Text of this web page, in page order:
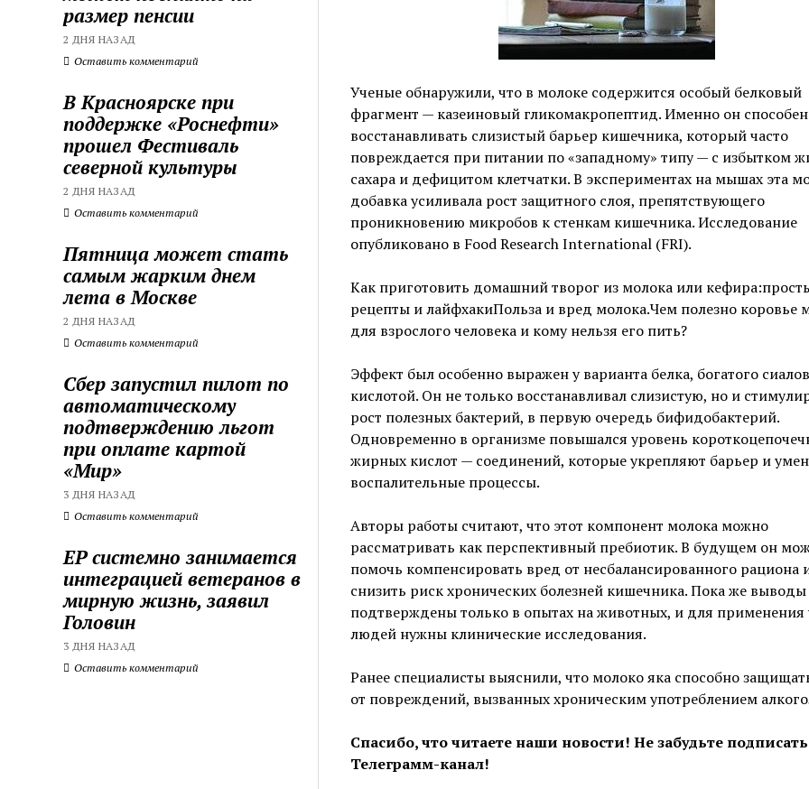
размер пенсии
2 ДНЯ НАЗАД
Оставить комментарий
В Красноярске при
поддержке «Роснефти»
прошел Фестиваль
северной культуры
2 ДНЯ НАЗАД
Оставить комментарий
Пятница может стать
самым жарким днем
лета в Москве
2 ДНЯ НАЗАД
Оставить комментарий
Сбер запустил пилот по
автоматическому
подтверждению льгот
при оплате картой
«Мир»
3 ДНЯ НАЗАД
Оставить комментарий
ЕР системно занимается
интеграцией ветеранов в
мирную жизнь, заявил
Головин
3 ДНЯ НАЗАД
Оставить комментарий
Ученые обнаружили, что в молоке содержится особый белковый
фрагмент — казеиновый гликомакропептид. Именно он способен
восстанавливать слизистый барьер кишечника, который часто
повреждается при питании по «западному» типу — с избытком
сахара и дефицитом клетчатки. В экспериментах на мышах эта
добавка усиливала рост защитного слоя, препятствующего
проникновению микробов к стенкам кишечника. Исследование
опубликовано в Food Research International (FRI).
Как приготовить домашний творог из молока или
рецепты и лайфхакиПольза и вред молока.Чем полезно коровье
для взрослого человека и кому нельзя его пить?
Эффект был особенно выражен у варианта белка, богатого
кислотой. Он не только восстанавливал слизистую, но и
рост полезных бактерий, в первую очередь бифидобактерий.
Одновременно в организме повышался уровень
жирных кислот — соединений, которые укрепляют барьер и
воспалительные процессы.
Авторы работы считают, что этот компонент молока можно
рассматривать как перспективный пребиотик. В будущем он
помочь компенсировать вред от несбалансированного рациона
снизить риск хронических болезней кишечника. Пока же выводы
подтверждены только в опытах на животных, и для применения
людей нужны клинические исследования.
Ранее специалисты выяснили, что молоко яка способно
от повреждений, вызванных хроническим употреблением
Спасибо, что читаете наши новости! Не забудьте
Телеграмм-канал!